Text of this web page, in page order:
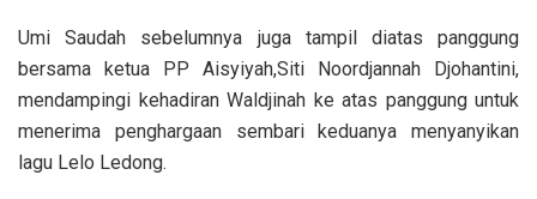
Umi Saudah sebelumnya juga tampil diatas panggung
bersama ketua PP Aisyiyah,Siti Noordjannah Djohantini,
mendampingi kehadiran Waldjinah ke atas panggung untuk
menerima penghargaan sembari keduanya menyanyikan
lagu Lelo Ledong.